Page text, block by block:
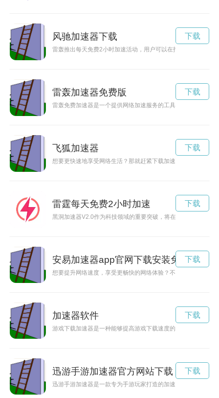
风驰加速器下载
雷轰推出每天免费2小时加速活动，用户可以在指定时间内享受
下载
雷轰加速器免费版
雷轰免费加速器是一个提供网络加速服务的工具，能够帮助用
下载
飞狐加速器
想要更快速地享受网络生活？那就赶紧下载加速器VQN吧！它
下载
雷霆每天免费2小时加速
黑洞加速器V2.0作为科技领域的重要突破，将在宇宙探索和能
下载
安易加速器app官网下载安装免费
想要提升网络速度，享受更畅快的网络体验？不妨尝试安易加
下载
加速器软件
游戏下载加速器是一种能够提高游戏下载速度的工具，通过加
下载
迅游手游加速器官方网站下载
迅游手游加速器是一款专为手游玩家打造的加速工具，通过提
下载